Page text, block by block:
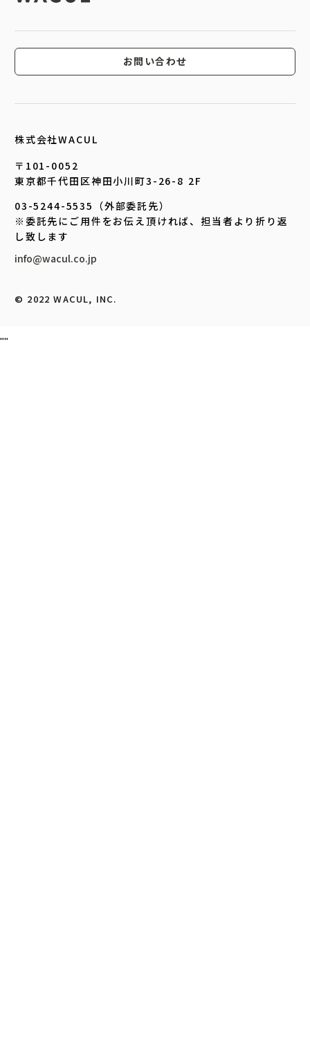
お問い合わせ
株式会社WACUL
〒101-0052
東京都千代田区神田小川町3-26-8 2F
03-5244-5535（外部委託先）
※委託先にご用件をお伝え頂ければ、担当者より折り返
し致します
info@wacul.co.jp
©︎ 2022 WACUL, INC.
""